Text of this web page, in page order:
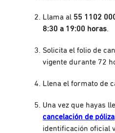
Llama al 55 1102
8:30 a 19:00 horas.
Solicita el folio de
vigente durante 72
Llena el formato de
Una vez que hayas
cancelación de póliza
identificación oficial